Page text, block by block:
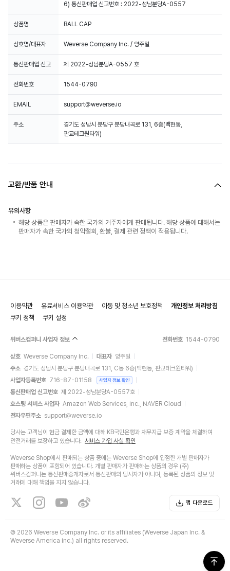
6) 통신판매업 신고번호 : 2022-성남분당A-0557
상품명 BALL CAP
상호명/대표자 Weverse Company Inc. / 양주일
통신판매업 신고 제 2022-성남분당A-0557 호
전화번호 1544-0790
EMAIL support@weverse.io
주소
경기도 성남시 분당구 분당내곡로 131, 6층(백현동,
판교테크원타워)
교환/반품 안내
유의사항
해당 상품은 판매자가 속한 국가의 거주자에게 판매됩니다. 해당 상품에 대해서는
판매자가 속한 국가의 청약철회, 환불, 결제 관련 정책이 적용됩니다.
이용약관 유료서비스 이용약관 아동 및 청소년 보호정책
개인정보 처리방침
쿠키 정책
쿠키 설정
위버스컴퍼니 사업자 정보 전화번호 1544-0790
상호 Weverse Company Inc. 대표자 양주일
주소 경기도 성남시 분당구 분당내곡로 131, C동 6층(백현동, 판교테크원타워)
사업자등록번호 716-87-01158 사업자 정보 확인
통신판매업 신고번호 제 2022-성남분당A-0557호
호스팅 서비스 사업자 Amazon Web Services, Inc., NAVER Cloud
전자우편주소 support@weverse.io
당사는 고객님이 현금 결제한 금액에 대해 KB국민은행과 채무지급 보증 계약을 체결하여
안전거래를 보장하고 있습니다. 서비스 가입 사실 확인
Weverse Shop에서 판매되는 상품 중에는 Weverse Shop에 입점한 개별 판매자가
판매하는 상품이 포함되어 있습니다. 개별 판매자가 판매하는 상품의 경우 (주)
위버스컴퍼니는 통신판매중개자로서 통신판매의 당사자가 아니며, 등록된 상품의 정보 및
거래에 대해 책임을 지지 않습니다.
앱 다운로드
© 2026 Weverse Company Inc. or its affiliates (Weverse Japan Inc. &
Weverse America Inc.) all rights reserved.